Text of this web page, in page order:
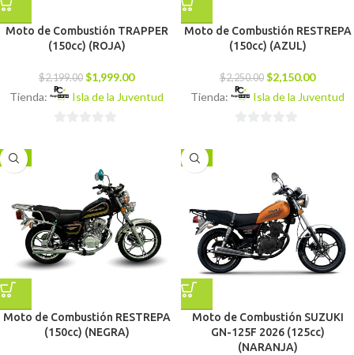
Moto de Combustión TRAPPER
(150cc) (ROJA)
$2,199.00 $1,999.00
Tienda:
Isla de la Juventud
Moto de Combustión RESTREPA
(150cc) (AZUL)
$2,250.00 $2,150.00
Tienda:
Isla de la Juventud
-4%
Moto de Combustión RESTREPA
(150cc) (NEGRA)
-7%
Moto de Combustión SUZUKI
GN-125F 2026 (125cc)
(NARANJA)